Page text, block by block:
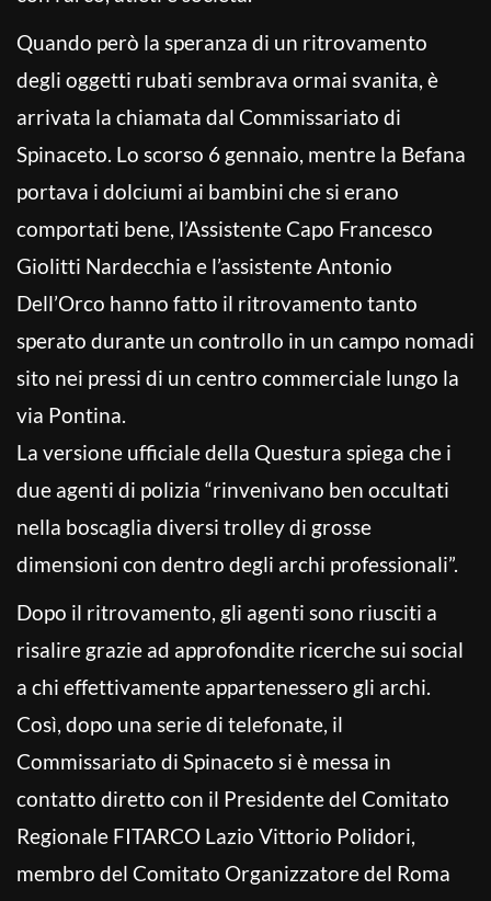
Quando però la speranza di un ritrovamento
degli oggetti rubati sembrava ormai svanita, è
arrivata la chiamata dal Commissariato di
Spinaceto. Lo scorso 6 gennaio, mentre la Befana
portava i dolciumi ai bambini che si erano
comportati bene, l’Assistente Capo Francesco
Giolitti Nardecchia e l’assistente Antonio
Dell’Orco hanno fatto il ritrovamento tanto
sperato durante un controllo in un campo nomadi
sito nei pressi di un centro commerciale lungo la
via Pontina.
La versione ufficiale della Questura spiega che i
due agenti di polizia “rinvenivano ben occultati
nella boscaglia diversi trolley di grosse
dimensioni con dentro degli archi professionali”.
Dopo il ritrovamento, gli agenti sono riusciti a
risalire grazie ad approfondite ricerche sui social
a chi effettivamente appartenessero gli archi.
Così, dopo una serie di telefonate, il
Commissariato di Spinaceto si è messa in
contatto diretto con il Presidente del Comitato
Regionale FITARCO Lazio Vittorio Polidori,
membro del Comitato Organizzatore del Roma